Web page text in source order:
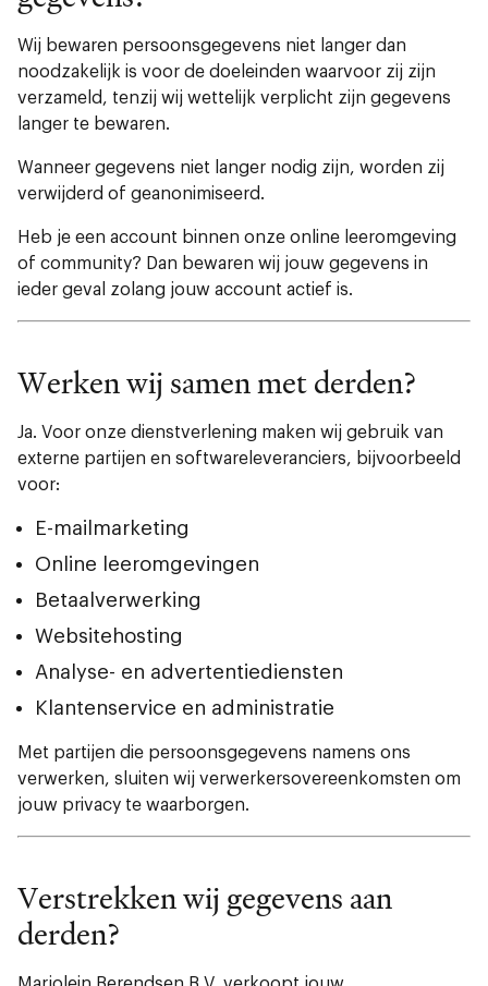
Wij bewaren persoonsgegevens niet langer dan
noodzakelijk is voor de doeleinden waarvoor zij zijn
verzameld, tenzij wij wettelijk verplicht zijn gegevens
langer te bewaren.
Wanneer gegevens niet langer nodig zijn, worden zij
verwijderd of geanonimiseerd.
Heb je een account binnen onze online leeromgeving
of community? Dan bewaren wij jouw gegevens in
ieder geval zolang jouw account actief is.
Werken wij samen met derden?
Ja. Voor onze dienstverlening maken wij gebruik van
externe partijen en softwareleveranciers, bijvoorbeeld
voor:
E-mailmarketing
Online leeromgevingen
Betaalverwerking
Websitehosting
Analyse- en advertentiediensten
Klantenservice en administratie
Met partijen die persoonsgegevens namens ons
verwerken, sluiten wij verwerkersovereenkomsten om
jouw privacy te waarborgen.
Verstrekken wij gegevens aan
derden?